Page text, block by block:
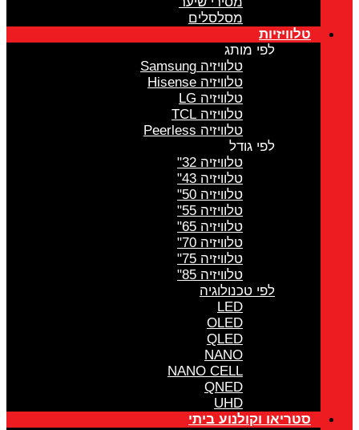
מסלסלים
טלוויזיות
לפי מותג
טלוויזיה Samsung
טלוויזיה Hisense
טלוויזיה LG
טלוויזיה TCL
טלוויזיה Peerless
לפי גודל
טלוויזיה 32"
טלוויזיה 43"
טלוויזיה 50"
טלוויזיה 55"
טלוויזיה 65"
טלוויזיה 70"
טלוויזיה 75"
טלוויזיה 85"
לפי טכנולוגיה
LED
OLED
QLED
NANO
NANO CELL
QNED
UHD
סטריאו וקולנוע ביתי